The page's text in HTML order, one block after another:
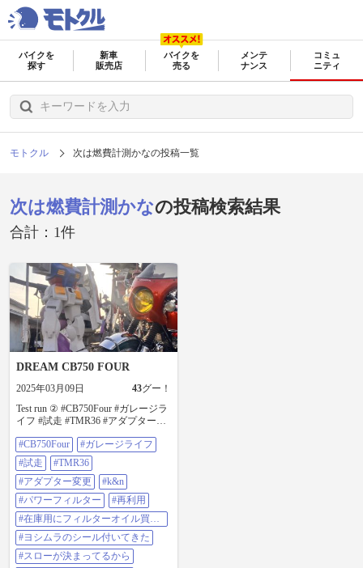
バイクを
探す
新車
販売店
バイクを
売る
メンテ
ナンス
コミュ
ニティ
モトクル 次は燃費計測かなの投稿一覧
次は燃費計測かなの投稿検索結果
合計：1件
DREAM CB750 FOUR
2025年03月09日 43グー！
Test run ② #CB750Four #ガレージラ
イフ #試走 #TMR36 #アダプター変
用 #在庫用にフィルターオイル買っ
たら #ヨシムラのシール付いてきた
#スローが決まってるから #プラグ
の焼けも悪くない #見た目がCRよ
り劣るけど #ボックス仕様より #乗
りやすいかも #これはこれであり #
次は燃費計測かな #備忘録
#CB750Four
#ガレージライフ
#試走
#TMR36
#アダプター変更
#k&n
#パワーフィルター
#再利用
#在庫用にフィルターオイル買っ
たら
#ヨシムラのシール付いてきた
#スローが決まってるから